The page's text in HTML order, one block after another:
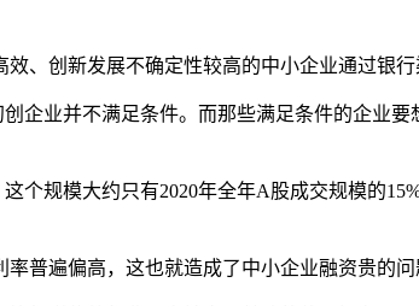
、创新发展不确定性较高的中小企业通过银行
企业并不满足条件。而那些满足条件的企业
个规模大约只有2020年全年A股成交规模的
普遍偏高，这也就造成了中小企业融资贵的问